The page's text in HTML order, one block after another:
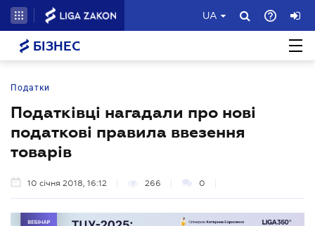
UA
БІЗНЕС
Податки
Податківці нагадали про нові
податкові правила ввезення
товарів
10 січня 2018, 16:12 266 0